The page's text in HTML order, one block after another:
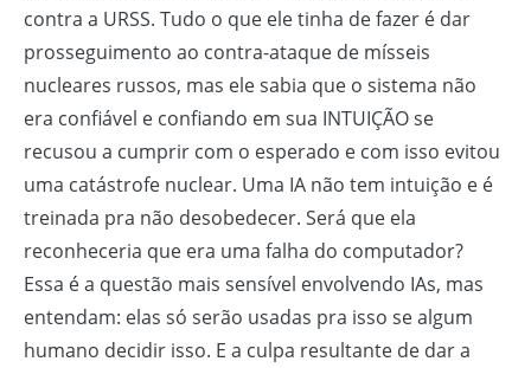
contra a URSS. Tudo o que ele tinha de fazer é dar
prosseguimento ao contra-ataque de mísseis
nucleares russos, mas ele sabia que o sistema não
era confiável e confiando em sua INTUIÇÃO se
recusou a cumprir com o esperado e com isso evitou
uma catástrofe nuclear. Uma IA não tem intuição e é
treinada pra não desobedecer. Será que ela
reconheceria que era uma falha do computador?
Essa é a questão mais sensível envolvendo IAs, mas
entendam: elas só serão usadas pra isso se algum
humano decidir isso. E a culpa resultante de dar a